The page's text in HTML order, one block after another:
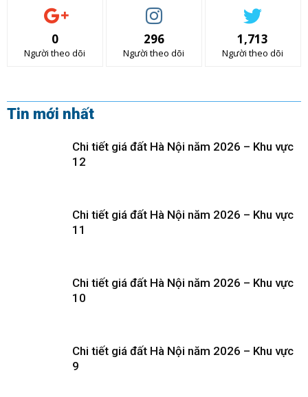
0
Người theo dõi
296
Người theo dõi
1,713
Người theo dõi
Tin mới nhất
Chi tiết giá đất Hà Nội năm 2026 – Khu vực
12
Chi tiết giá đất Hà Nội năm 2026 – Khu vực
11
Chi tiết giá đất Hà Nội năm 2026 – Khu vực
10
Chi tiết giá đất Hà Nội năm 2026 – Khu vực
9